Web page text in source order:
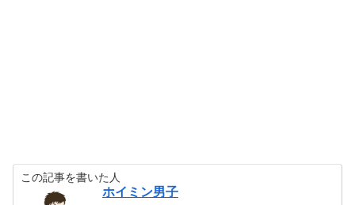
この記事を書いた人
ホイミン男子